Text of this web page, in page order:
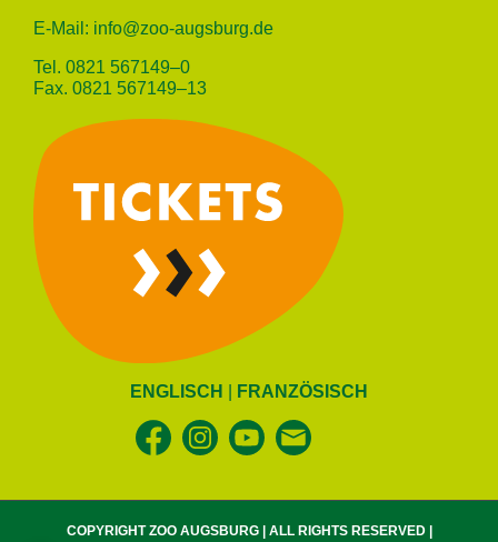
E‑Mail: info@​zoo-​augsburg.​de
Tel. 0821 567149–0
Fax. 0821 567149–13
ENGLISCH FRANZÖSISCH
COPYRIGHT ZOO AUGSBURG | ALL RIGHTS RESERVED |